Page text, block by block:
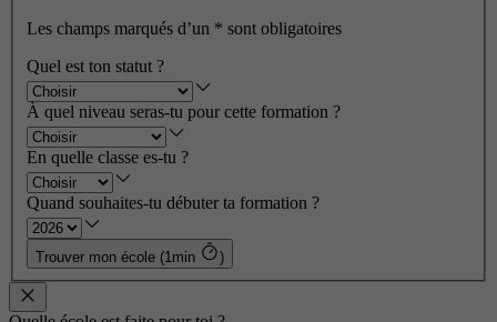
Les champs marqués d’un * sont obligatoires
Quel est ton statut ?
À quel niveau seras-tu pour cette formation ?
En quelle classe es-tu ?
Quand souhaites-tu débuter ta formation ?
Trouver mon école (1min )